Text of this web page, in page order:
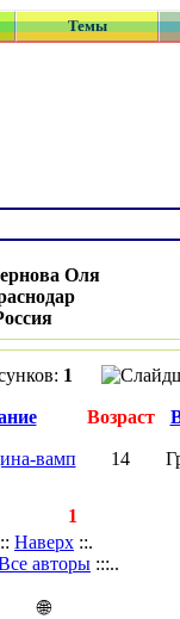
Темы
Оля
1
Возраст
вамп 14
1
Наверх ::.
авторы :::..
🌐